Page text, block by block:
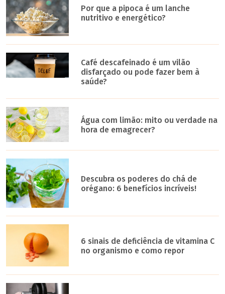
Por que a pipoca é um lanche
nutritivo e energético?
Café descafeinado é um vilão
disfarçado ou pode fazer bem à
saúde?
Água com limão: mito ou verdade na
hora de emagrecer?
Descubra os poderes do chá de
orégano: 6 benefícios incríveis!
6 sinais de deficiência de vitamina C
no organismo e como repor